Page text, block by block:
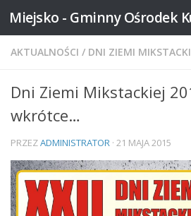
Skip to content
AKTUALNOŚCI / DNI ZIEMI
Dni Ziemi Mikstackiej
wkrótce…
PRZEZADMINISTRATOR · 21 MAJA 2015